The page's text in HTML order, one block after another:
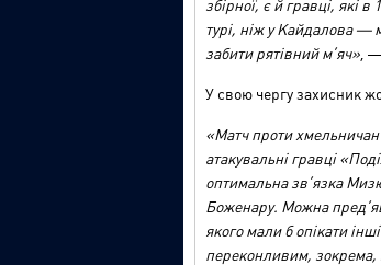
збірної, є й гравці, які
турі, ніж у Кайдалова—
забити рятівний м’яч»
У свою чергу захисник
«Матч проти
атакувальні гравці«
оптимальна зв’язка
Боженару. Можна
якого мали б опікати
переконливим, зокрема,